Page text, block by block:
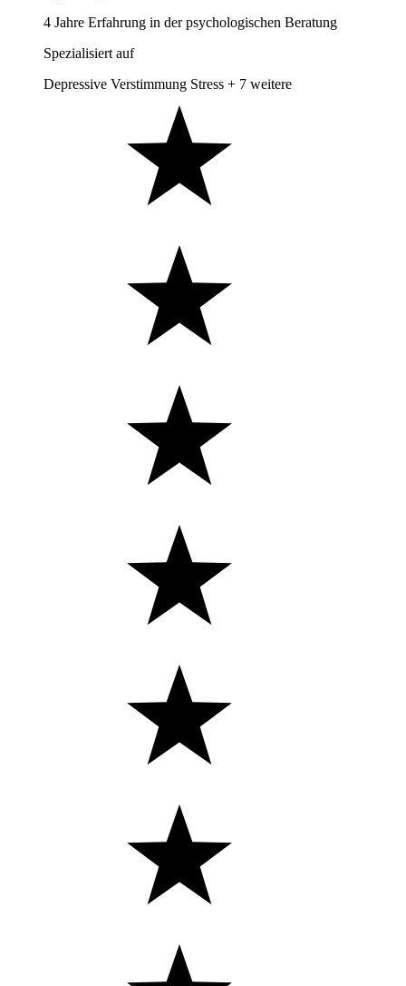
4 Jahre Erfahrung in der psychologischen Beratung
Spezialisiert auf
Depressive Verstimmung Stress + 7 weitere